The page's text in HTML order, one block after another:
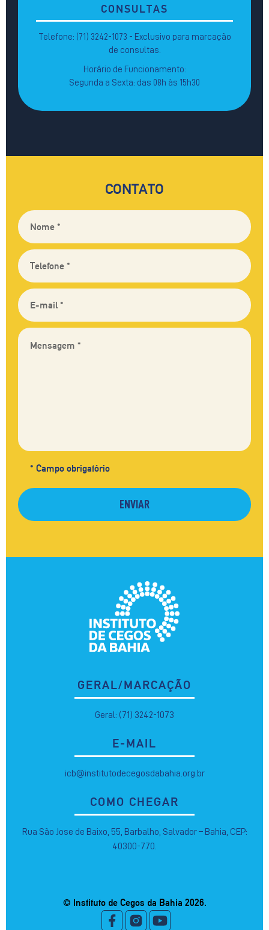
CONSULTAS
Telefone: (71) 3242-1073 - Exclusivo para marcação
de consultas.
Horário de Funcionamento:
Segunda a Sexta: das 08h às 15h30
CONTATO
* Campo obrigatório
GERAL/MARCAÇÃO
Geral: (71) 3242-1073
E-MAIL
icb@institutodecegosdabahia.org.br
COMO CHEGAR
Rua São Jose de Baixo, 55, Barbalho, Salvador – Bahia, CEP:
40300-770.
© Instituto de Cegos da Bahia 2026.